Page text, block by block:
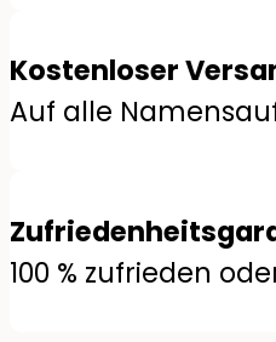
Kostenloser
Auf alle
100 % zufrieden